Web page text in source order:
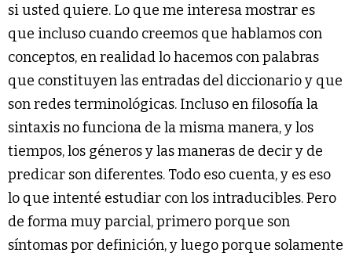
si usted quiere. Lo que me interesa mostrar es
que incluso cuando creemos que hablamos con
conceptos, en realidad lo hacemos con palabras
que constituyen las entradas del diccionario y que
son redes terminológicas. Incluso en filosofía la
sintaxis no funciona de la misma manera, y los
tiempos, los géneros y las maneras de decir y de
predicar son diferentes. Todo eso cuenta, y es eso
lo que intenté estudiar con los intraducibles. Pero
de forma muy parcial, primero porque son
síntomas por definición, y luego porque solamente